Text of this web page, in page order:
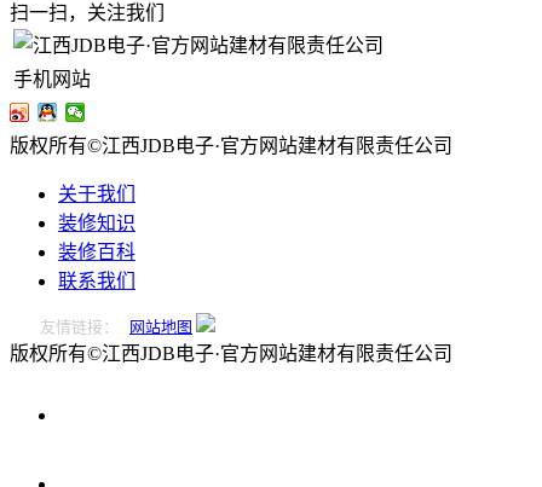
扫一扫，关注我们
手机网站
版权所有©江西JDB电子·官方网站建材有限责任公司
关于我们
装修知识
装修百科
联系我们
友情链接： 网站地图
版权所有©江西JDB电子·官方网站建材有限责任公司